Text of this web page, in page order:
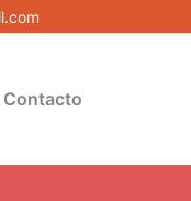
Contacto